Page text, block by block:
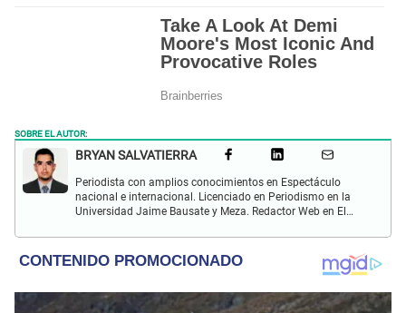
SOBRE EL AUTOR:
BRYAN SALVATIERRA
Periodista con amplios conocimientos en Espectáculo
nacional e internacional. Licenciado en Periodismo en la
Universidad Jaime Bausate y Meza. Redactor Web en El
películas, series, videojuegos y espectáculo.